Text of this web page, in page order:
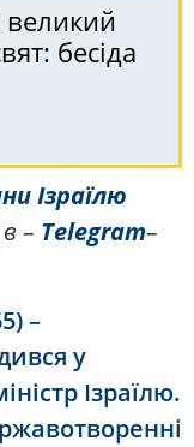
великий
бесіда
Ізраїлю
в – Telegram–
–
у
Ізраїлю.